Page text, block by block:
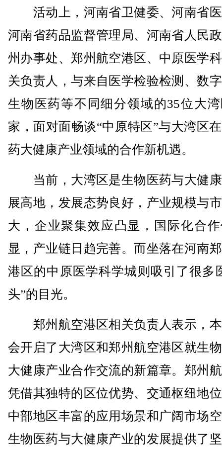
活动上，河南省卫健委、河南省
河南省药品监督管理局、河南省人民
州办事处、郑州航空港区、中原医学
关负责人，与来自医学检验检测、数
生物医药等不同细分领域的35位大
家，面对面畅谈“中原特区”与大湾区
药大健康产业领域的合作新机遇。
当前，大湾区是生物医药与大健
展高地，发展态势良好，产业规模与
大，企业聚集效应凸显，国际化合
显，产业链日趋完善。而坐落在河南
港区的中原医学科学城则吸引了很多
头”的目光。
郑州航空港区相关负责人表示，
会开启了大湾区和郑州航空港区就生
大健康产业合作交流的新篇章。郑州
凭借其独特的区位优势、交通枢纽地
中部地区丰富的应用场景和广阔市场
生物医药与大健康产业的发展提供了